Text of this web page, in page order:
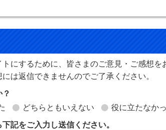
にするために、皆さまのご意見・ご感想を
は返信できませんのでご了承ください。
どちらともいえない 役に立たなか
記をご入力し送信ください。